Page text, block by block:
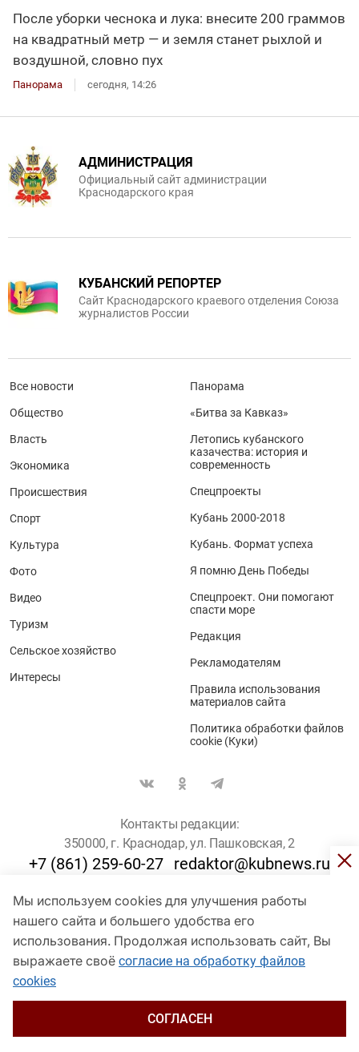
После уборки чеснока и лука: внесите 200 граммов
на квадратный метр — и земля станет рыхлой и
воздушной, словно пух
Панорама сегодня, 14:26
Мы используем cookies для улучшения работы
нашего сайта и большего удобства его
использования. Продолжая использовать сайт, Вы
выражаете своё согласие на обработку файлов
cookies
СОГЛАСЕН
АДМИНИСТРАЦИЯ
Официальный сайт администрации
Краснодарского края
КУБАНСКИЙ РЕПОРТЕР
Сайт Краснодарского краевого отделения Союза
журналистов России
Все новости
Общество
Власть
Экономика
Происшествия
Спорт
Культура
Фото
Видео
Туризм
Сельское хозяйство
Интересы
Панорама
«Битва за Кавказ»
Летопись кубанского
казачества: история и
современность
Спецпроекты
Кубань 2000-2018
Кубань. Формат успеха
Я помню День Победы
Спецпроект. Они помогают
спасти море
Редакция
Рекламодателям
Правила использования
материалов сайта
Политика обработки файлов
cookie (Куки)
Контакты редакции:
350000, г. Краснодар, ул. Пашковская, 2
+7 (861) 259-60-27 redaktor@kubnews.ru
Для пользователей старше 16 лет
© Кубанские Новости, 2017
Сетевое издание «kubnews» зарегистрировано Федеральной
службой по надзору в сфере связи, информационных технологий
и массовых коммуникаций (Роскомнадзор). Регистрационный
Пашковская, 2). Главный редактор – Филиппов О. Ю.